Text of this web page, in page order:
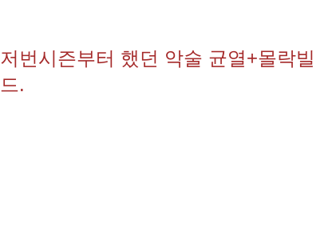
저번시즌부터 했던 악술 균열+몰락빌
드.